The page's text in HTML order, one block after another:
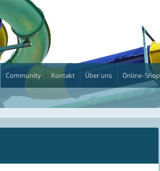
Community Kontakt Über uns Online-Shop